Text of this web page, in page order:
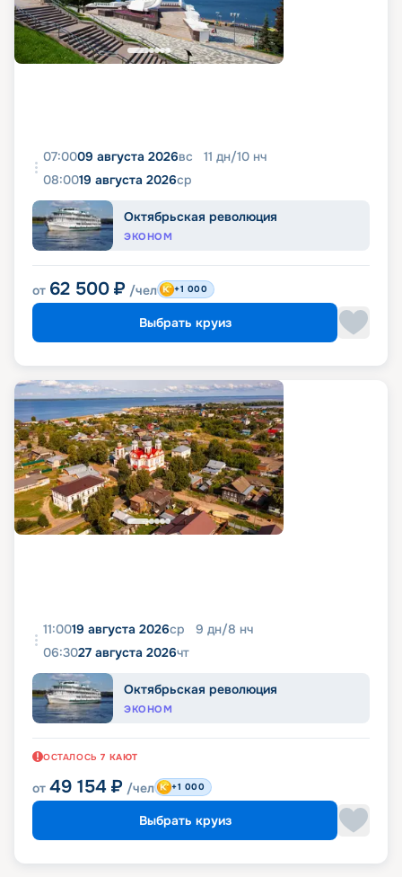
07:0009 августа 2026вс 11 дн/10 нч
08:0019 августа 2026ср
Октябрьская революция
ЭКОНОМ
от 62 500 ₽ /чел +1 000
Выбрать круиз
11:0019 августа 2026ср 9 дн/8 нч
06:3027 августа 2026чт
Октябрьская революция
ЭКОНОМ
ОСТАЛОСЬ 7 КАЮТ
от 49 154 ₽ /чел +1 000
Выбрать круиз